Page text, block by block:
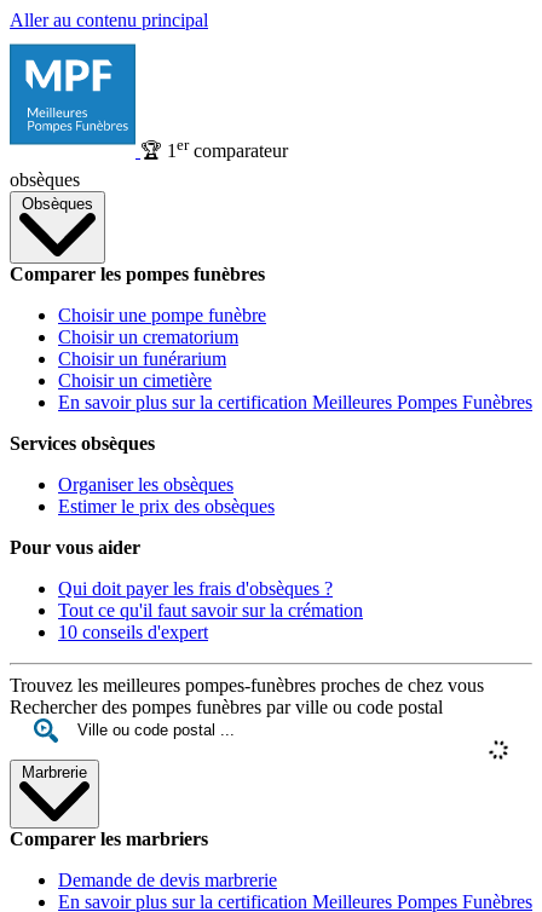
Aller au contenu principal
🏆 1 ercomparateur
obsèques
Obsèques
Comparer les pompes funèbres
Choisir une pompe funèbre
Choisir un crematorium
Choisir un funérarium
Choisir un cimetière
En savoir plus sur la certification Meilleures Pompes Funèbres
Services obsèques
Organiser les obsèques
Estimer le prix des obsèques
Pour vous aider
Qui doit payer les frais d'obsèques ?
Tout ce qu'il faut savoir sur la crémation
10 conseils d'expert
Trouvez les meilleures pompes-funèbres proches de chez vous
Rechercher des pompes funèbres par ville ou code postal
Marbrerie
Comparer les marbriers
Demande de devis marbrerie
En savoir plus sur la certification Meilleures Pompes Funèbres